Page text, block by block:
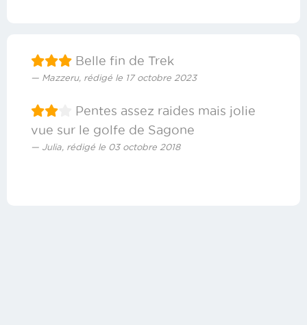
Belle fin de Trek
Mazzeru, rédigé le 17 octobre 2023
Pentes assez raides mais jolie
vue sur le golfe de Sagone
Julia, rédigé le 03 octobre 2018